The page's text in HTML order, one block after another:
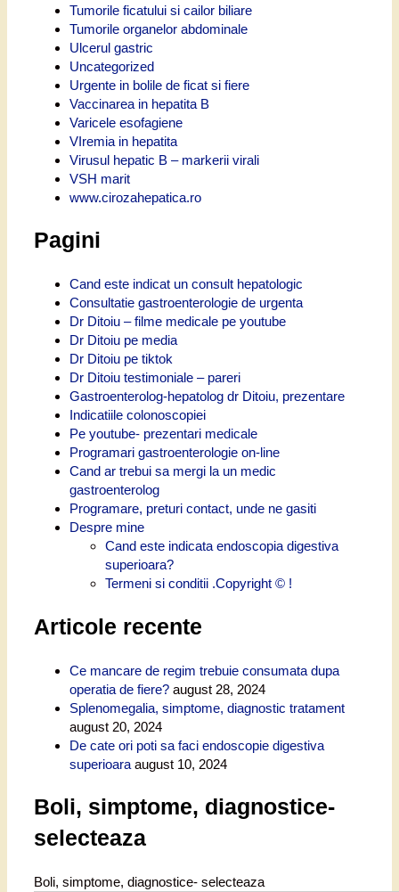
Tumorile ficatului si cailor biliare
Tumorile organelor abdominale
Ulcerul gastric
Uncategorized
Urgente in bolile de ficat si fiere
Vaccinarea in hepatita B
Varicele esofagiene
VIremia in hepatita
Virusul hepatic B – markerii virali
VSH marit
www.cirozahepatica.ro
Pagini
Cand este indicat un consult hepatologic
Consultatie gastroenterologie de urgenta
Dr Ditoiu – filme medicale pe youtube
Dr Ditoiu pe media
Dr Ditoiu pe tiktok
Dr Ditoiu testimoniale – pareri
Gastroenterolog-hepatolog dr Ditoiu, prezentare
Indicatiile colonoscopiei
Pe youtube- prezentari medicale
Programari gastroenterologie on-line
Cand ar trebui sa mergi la un medic
gastroenterolog
Programare, preturi contact, unde ne gasiti
Despre mine
Cand este indicata endoscopia digestiva
superioara?
Termeni si conditii .Copyright © !
Articole recente
Ce mancare de regim trebuie consumata dupa
operatia de fiere? august 28, 2024
Splenomegalia, simptome, diagnostic tratament
august 20, 2024
De cate ori poti sa faci endoscopie digestiva
superioara august 10, 2024
Boli, simptome, diagnostice-
selecteaza
Boli, simptome, diagnostice- selecteaza